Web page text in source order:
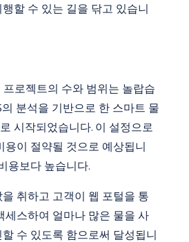
할 수 있는 길을 닦고 있습니
프로젝트의 수와 범위는 놀랍습
의 분석을 기반으로 한 스마트 물
시작되었습니다. 이 설정으로
용이 절약될 것으로 예상됩니
용보다 높습니다.
취하고 고객이 웹 포털을 통
세스하여 얼마나 많은 물을 사
수 있도록 함으로써 달성됩니